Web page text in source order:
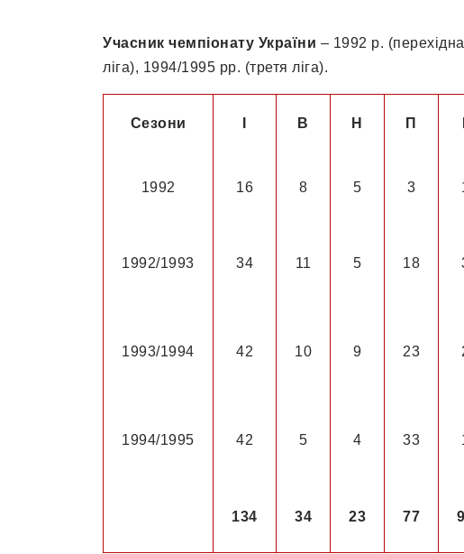
Учасник чемпіонату України – 1992 р.
ліга), 1994/1995 рр. (третя ліга).
Сезони В Н П
1992 16 8 5 3
1992/1993 34 11 5 18
1993/1994 42 10 9 23
1994/1995 42 5 4 33
134 34 23 77